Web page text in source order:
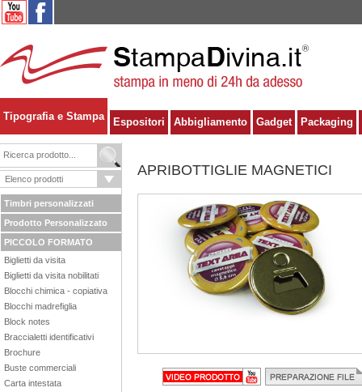
Tipografia e Stampa Espositori Abbigliamento Gadget Packaging
Timbri personalizzati
Prodotto Personalizzato
PICCOLO FORMATO
Biglietti da visita
Biglietti da visita nobilitati
Blocchi chimica - copiativa
Blocchi madrefiglia
Block notes
Braccialetti identificativi
Brochure
Buste commerciali
Carta intestata
APRIBOTTIGLIE MAGNETICI